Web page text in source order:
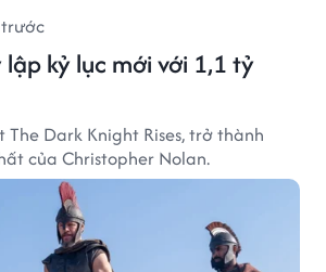
lập kỷ lục mới với 1,1 tỷ
The Dark Knight Rises, trở thành
của Christopher Nolan.